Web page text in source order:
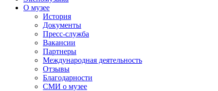
О музее
История
Документы
Пресс-служба
Вакансии
Партнеры
Международная деятельность
Отзывы
Благодарности
СМИ о музее